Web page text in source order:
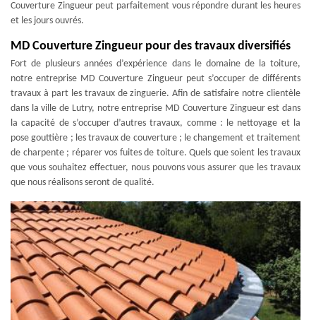
Couverture Zingueur peut parfaitement vous répondre durant les heures
et les jours ouvrés.
MD Couverture Zingueur pour des travaux diversifiés
Fort de plusieurs années d’expérience dans le domaine de la toiture,
notre entreprise MD Couverture Zingueur peut s’occuper de différents
travaux à part les travaux de zinguerie. Afin de satisfaire notre clientèle
dans la ville de Lutry, notre entreprise MD Couverture Zingueur est dans
la capacité de s’occuper d’autres travaux, comme : le nettoyage et la
pose gouttière ; les travaux de couverture ; le changement et traitement
de charpente ; réparer vos fuites de toiture. Quels que soient les travaux
que vous souhaitez effectuer, nous pouvons vous assurer que les travaux
que nous réalisons seront de qualité.